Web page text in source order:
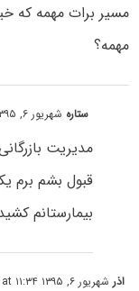
مسیر برات مهمه که
مهمه؟
ستاره شهریور ۶, ۱۳۹۵ at ۱۱:۵۷ ق٫ظ
قبول بشم برم
بیمارستانم
اذرشهریور ۶, ۱۳۹۵ at ۱۱:۳۴ ق٫ظ